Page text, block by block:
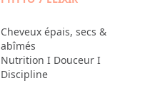
Cheveux épais, secs &
abîmés
Nutrition I Douceur I
Discipline